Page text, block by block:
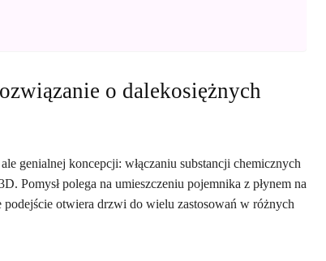
o dalekosiężnych
genialnej koncepcji: włączaniu substancji chemicznych
Pomysł polega na umieszczeniu pojemnika z płynem na
otwiera drzwi do wielu zastosowań w różnych